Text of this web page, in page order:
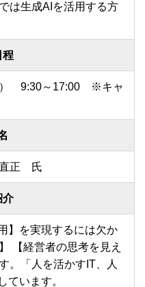
は生成AIを活用する方
程
） 9:30～17:00 ※キャ
正 氏
介
】を実現するには欠か
【経営者の思考を見え
。「人を活かすIT、人
ています。